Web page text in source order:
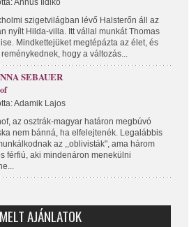
szigetvilágban lévő Halsterőn áll az
nyílt Hilda-villa. Itt vállal munkát Thomas
Mindkettejüket megtépázta az élet, és
hogy a változás...
SEBAUER
Adamik Lajos
az osztrák-magyar határon megbúvó
nem bánná, ha elfelejtenék. Legalábbis
az ,,oblivisták", ama három
férfiú, aki mindenáron menekülni
AJÁNLATOK